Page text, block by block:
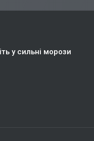
у сильні морози